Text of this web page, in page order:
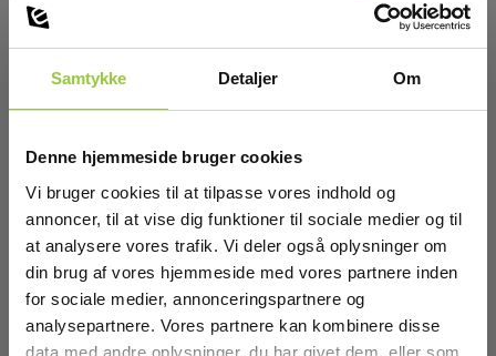
Samtykke Detaljer Om
Denne hjemmeside bruger cookies
Vi bruger cookies til at tilpasse vores indhold og
annoncer, til at vise dig funktioner til sociale medier og til
at analysere vores trafik. Vi deler også oplysninger om
din brug af vores hjemmeside med vores partnere inden
for sociale medier, annonceringspartnere og
analysepartnere. Vores partnere kan kombinere disse
data med andre oplysninger, du har givet dem, eller som
Prøveledning - EVF6, rød, 150cm
EAN 3665349003838
EL-NR 6398613417
På lager
460,00 DKK Excl. moms